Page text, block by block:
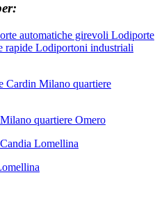
automatiche girevoli Lodiporte
rapide Lodiportoni industriali
quartiere Omero